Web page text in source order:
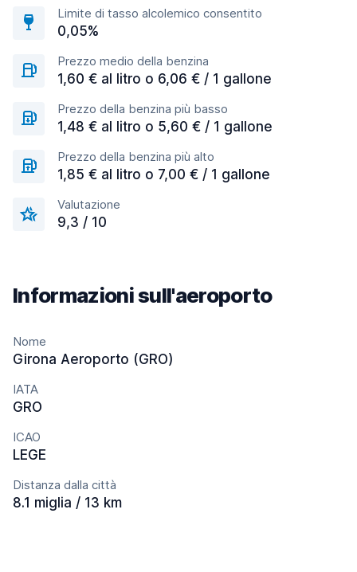
Limite di tasso alcolemico consentito
0,05%
Prezzo medio della benzina
1,60 € al litro o 6,06 € / 1 gallone
Prezzo della benzina più basso
1,48 € al litro o 5,60 € / 1 gallone
Prezzo della benzina più alto
1,85 € al litro o 7,00 € / 1 gallone
Valutazione
9,3 / 10
Informazioni sull'aeroporto
Nome
Girona Aeroporto (GRO)
IATA
GRO
ICAO
LEGE
Distanza dalla città
8.1 miglia / 13 km